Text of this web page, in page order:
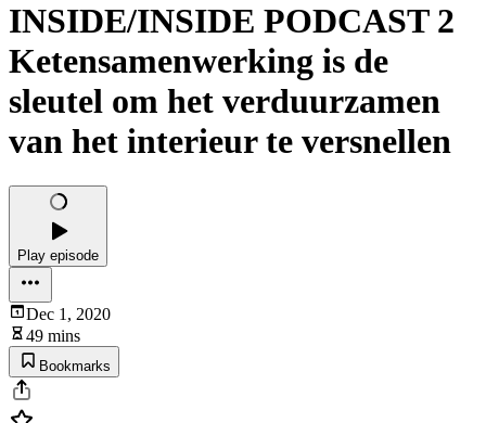
INSIDE/INSIDE PODCAST 2
Ketensamenwerking is de
sleutel om het verduurzamen
van het interieur te versnellen
Play episode
Dec 1, 2020
49 mins
Bookmarks